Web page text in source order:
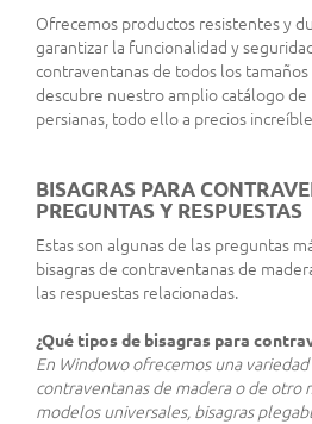
Ofrecemos productos resistentes y
garantizar la funcionalidad y
contraventanas de todos los tamaños
descubre nuestro amplio catálogo de
persianas, todo ello a precios
BISAGRAS PARA
PREGUNTAS Y RESPUESTAS
Estas son algunas de las preguntas
bisagras de contraventanas de
las respuestas relacionadas.
¿Qué tipos de bisagras para
En Windowo ofrecemos una variedad
contraventanas de madera o de otro
modelos universales, bisagras